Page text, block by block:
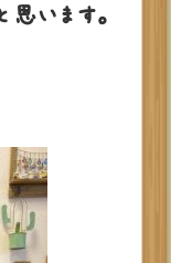
います。